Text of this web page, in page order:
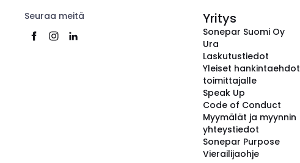
Seuraa meitä Yritys
Sonepar Suomi Oy
Ura
Laskutustiedot
Yleiset hankintaehdot
toimittajalle
Speak Up
Code of Conduct
Myymälät ja myynnin
yhteystiedot
Sonepar Purpose
Vierailijaohje